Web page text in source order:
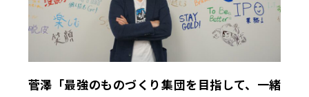
菅澤「最強のものづくり集団を目指して、一緒